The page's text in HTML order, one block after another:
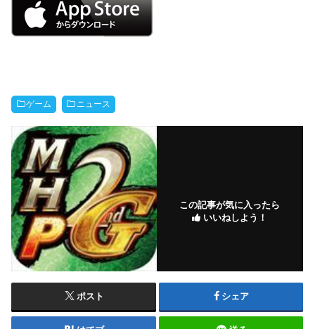
ゲーム ニュース
この記事が気に入ったら
いいねしよう！
ポスト シェア